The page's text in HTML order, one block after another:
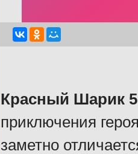
Красный Шарик 5
приключения
заметно